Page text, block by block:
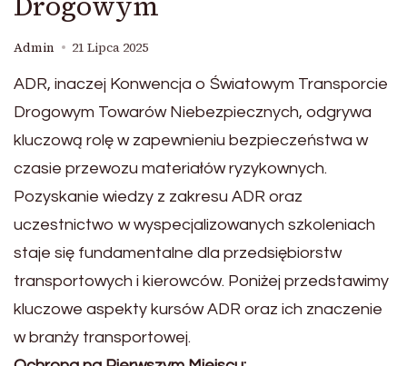
Admin 21 Lipca 2025
ADR, inaczej Konwencja o Światowym Transporcie
Drogowym Towarów Niebezpiecznych, odgrywa
kluczową rolę w zapewnieniu bezpieczeństwa w
czasie przewozu materiałów ryzykownych.
Pozyskanie wiedzy z zakresu ADR oraz
uczestnictwo w wyspecjalizowanych szkoleniach
staje się fundamentalne dla przedsiębiorstw
transportowych i kierowców. Poniżej przedstawimy
kluczowe aspekty kursów ADR oraz ich znaczenie
w branży transportowej.